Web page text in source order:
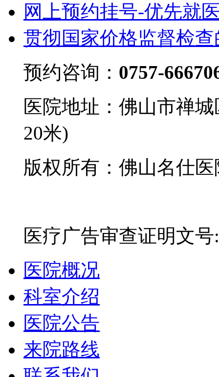
网上预约挂号-优先就
贯彻国家价格监督检
预约咨询： 0757-
医院地址：佛山市禅
20米)
版权所有：佛山名仕
医疗广告审查证明文
医院概况
科室介绍
医院公告
来院路线